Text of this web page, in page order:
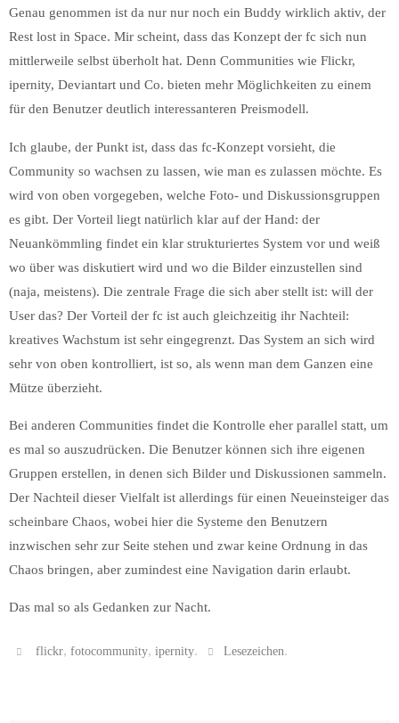
Genau genommen ist da nur nur noch ein Buddy wirklich aktiv, der
Rest lost in Space. Mir scheint, dass das Konzept der fc sich nun
mittlerweile selbst überholt hat. Denn Communities wie Flickr,
ipernity, Deviantart und Co. bieten mehr Möglichkeiten zu einem
für den Benutzer deutlich interessanteren Preismodell.
Ich glaube, der Punkt ist, dass das fc-Konzept vorsieht, die
Community so wachsen zu lassen, wie man es zulassen möchte. Es
wird von oben vorgegeben, welche Foto- und Diskussionsgruppen
es gibt. Der Vorteil liegt natürlich klar auf der Hand: der
Neuankömmling findet ein klar strukturiertes System vor und weiß
wo über was diskutiert wird und wo die Bilder einzustellen sind
(naja, meistens). Die zentrale Frage die sich aber stellt ist: will der
User das? Der Vorteil der fc ist auch gleichzeitig ihr Nachteil:
kreatives Wachstum ist sehr eingegrenzt. Das System an sich wird
sehr von oben kontrolliert, ist so, als wenn man dem Ganzen eine
Mütze überzieht.
Bei anderen Communities findet die Kontrolle eher parallel statt, um
es mal so auszudrücken. Die Benutzer können sich ihre eigenen
Gruppen erstellen, in denen sich Bilder und Diskussionen sammeln.
Der Nachteil dieser Vielfalt ist allerdings für einen Neueinsteiger das
scheinbare Chaos, wobei hier die Systeme den Benutzern
inzwischen sehr zur Seite stehen und zwar keine Ordnung in das
Chaos bringen, aber zumindest eine Navigation darin erlaubt.
Das mal so als Gedanken zur Nacht.
flickr,fotocommunity,ipernity. Lesezeichen.